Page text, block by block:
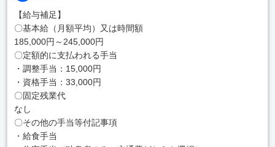
【給与補足】
〇基本給（月額平均）又は時間額
185,000円～245,000円
〇定額的に支払われる手当
・調整手当：15,000円
・資格手当：33,000円
〇固定残業代
なし
〇その他の手当等付記事項
・給食手当